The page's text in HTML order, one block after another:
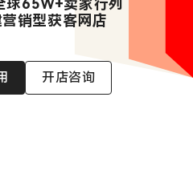
销型获客网店
开店咨询